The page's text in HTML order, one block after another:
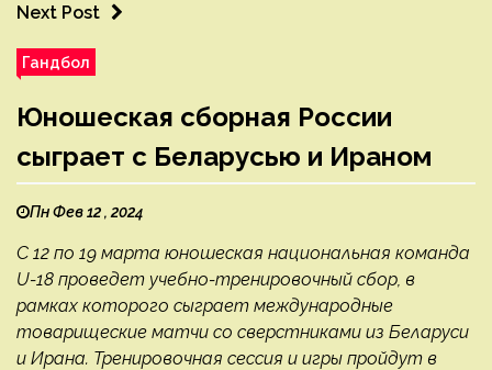
Next Post
Гандбол
Юношеская сборная России
сыграет с Беларусью и Ираном
Пн Фев 12 , 2024
С 12 по 19 марта юношеская национальная команда
U-18 проведет учебно-тренировочный сбор, в
рамках которого сыграет международные
товарищеские матчи со сверстниками из Беларуси
и Ирана. Тренировочная сессия и игры пройдут в